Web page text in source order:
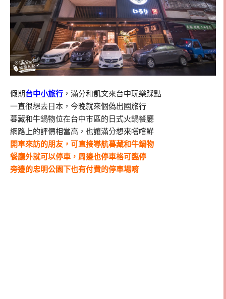
假期台中小旅行 ，滿分和凱文來台中玩樂踩點
一直很想去日本，今晚就來個偽出國旅行
暮藏和牛鍋物位在台中市區的日式火鍋餐廳
網路上的評價相當高，也讓滿分想來嚐嚐鮮
開車來訪的朋友，可直接導航暮藏和牛鍋物
餐廳外就可以停車，周邊也停車格可臨停
旁邊的忠明公園下也有付費的停車場唷